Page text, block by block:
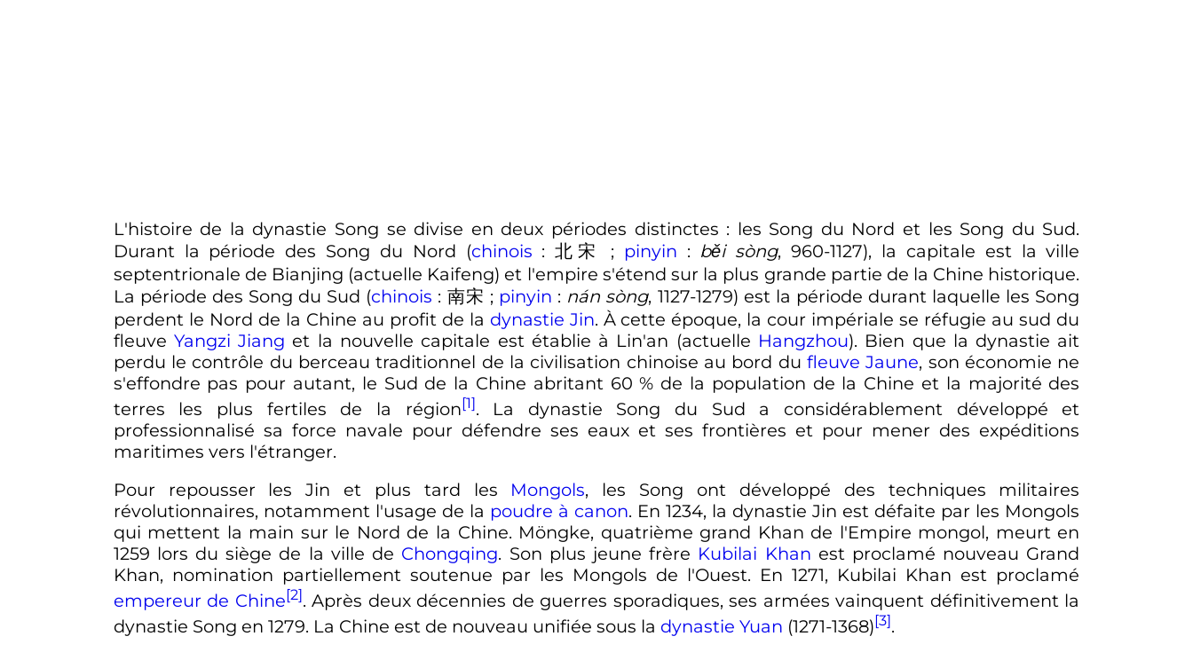
L'histoire de la dynastie Song se divise en deux périodes distinctes : les Song du Nord et les Song du Sud.
Durant la période des Song du Nord (chinois :北宋 ; pinyin : běi sòng, 960-1127), la capitale est la ville
septentrionale de Bianjing (actuelle Kaifeng) et l'empire s'étend sur la plus grande partie de la Chine historique.
La période des Song du Sud (chinois : 南宋 ; pinyin : nán sòng, 1127-1279) est la période durant laquelle les Song
perdent le Nord de la Chine au profit de la dynastie Jin. À cette époque, la cour impériale se réfugie au sud du
fleuve Yangzi Jiang et la nouvelle capitale est établie à Lin'an (actuelle Hangzhou). Bien que la dynastie ait
perdu le contrôle du berceau traditionnel de la civilisation chinoise au bord dufleuve Jaune, son économie ne
s'effondre pas pour autant, le Sud de la Chine abritant 60 % de la population de la Chine et la majorité des
terres les plus fertiles de la région[1]. La dynastie Song du Sud a considérablement développé et
professionnalisé sa force navale pour défendre ses eaux et ses frontières et pour mener des expéditions
maritimes vers l'étranger.
Pour repousser les Jin et plus tard les Mongols, les Song ont développé des techniques militaires
révolutionnaires, notamment l'usage de la poudre à canon. En 1234, la dynastie Jin est défaite par les Mongols
qui mettent la main sur le Nord de la Chine. Möngke, quatrième grand Khan de l'Empire mongol, meurt en
1259 lors du siège de la ville de Chongqing. Son plus jeune frère Kubilai Khan est proclamé nouveau Grand
Khan, nomination partiellement soutenue par les Mongols de l'Ouest. En 1271, Kubilai Khan est proclamé
empereur de Chine[2]. Après deux décennies de guerres sporadiques, ses armées vainquent définitivement la
dynastie Song en 1279. La Chine est de nouveau unifiée sous la dynastie Yuan (1271-1368)[3].